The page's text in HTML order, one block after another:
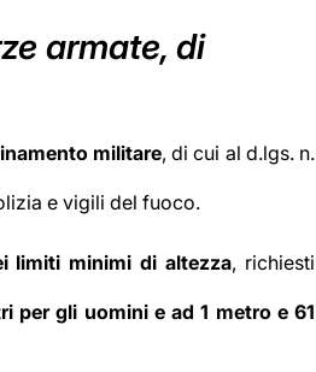
armate, di
militare, di cui al d.lgs. n.
e vigili del fuoco.
limiti minimi di altezza, richiesti
per gli uomini e ad 1 metro e 61